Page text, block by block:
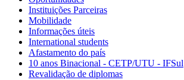
Instituições Parceiras
Mobilidade
Informações úteis
International students
Afastamento do país
10 anos Binacional - CETP/UTU - IFSul
Revalidação de diplomas